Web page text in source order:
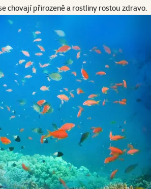
chovají přirozeně a rostliny rostou zdravo.